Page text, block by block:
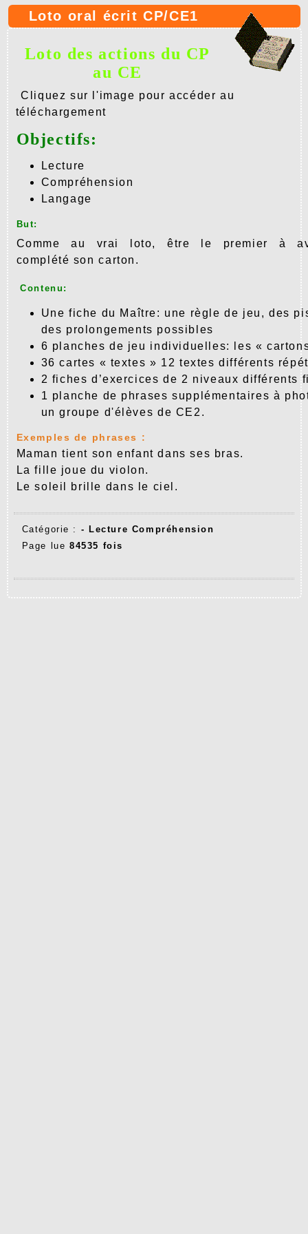
Loto oral écrit CP/CE1
Loto des actions du CP
au CE
Cliquez sur l'image pour accéder au
téléchargement
Objectifs:
Lecture
Compréhension
Langage
But:
Comme au vrai loto, être le premier à
complété son carton.
Contenu:
Une fiche du Maître: une règle de jeu, des
des prolongements possibles
6 planches de jeu individuelles: les «
36 cartes « textes » 12 textes différents
2 fiches d’exercices de 2 niveaux différents
1 planche de phrases supplémentaires à
un groupe d'élèves de CE2.
Exemples de phrases :
Maman tient son enfant dans ses bras.
La fille joue du violon.
Le soleil brille dans le ciel.
Catégorie : - Lecture Compréhension
Page lue 84535 fois